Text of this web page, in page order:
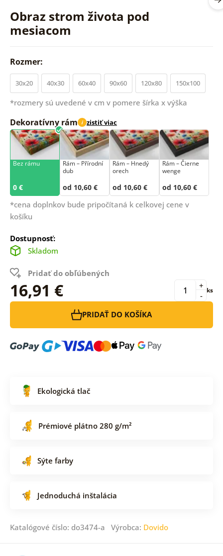
Obraz strom života pod
mesiacom
Rozmer:
30x20 40x30 60x40 90x60 120x80 150x100
*rozmery sú uvedené v cm v pomere šírka x výška
Dekoratívny rám i zistiť viac
Bez rámu
0 €
Rám –⁠⁠⁠⁠⁠⁠ Přírodní
dub
od 10,60 €
Rám – Hnedý
orech
od 10,60 €
Rám – Čierne
wenge
od 10,60 €
*cena doplnkov bude pripočítaná k celkovej cene v
košíku
Dostupnosť:
Skladom
Pridať do obľúbených
16,91 € -
+ ks
PRIDAŤ DO KOŠÍKA
Ekologická tlač
Prémiové plátno 280 g/m²
Sýte farby
Jednoduchá inštalácia
Katalógové číslo: do3474-a Výrobca: Dovido